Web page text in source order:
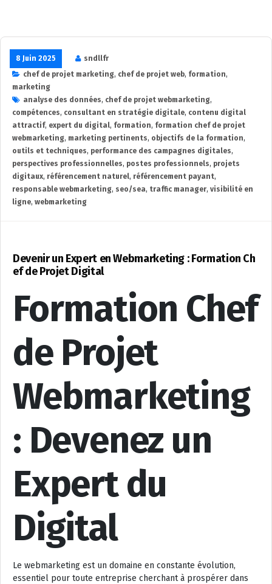
8 Juin 2025
sndllfr
chef de projet marketing, chef de projet web, formation,
marketing
analyse des données, chef de projet webmarketing,
compétences, consultant en stratégie digitale, contenu digital
attractif, expert du digital, formation, formation chef de projet
webmarketing, marketing pertinents, objectifs de la formation,
outils et techniques, performance des campagnes digitales,
perspectives professionnelles, postes professionnels, projets
digitaux, référencement naturel, référencement payant,
responsable webmarketing, seo/sea, traffic manager, visibilité en
ligne, webmarketing
Devenir un Expert en Webmarketing : Formation Ch
ef de Projet Digital
Formation Chef
de Projet
Webmarketing
: Devenez un
Expert du
Digital
Le webmarketing est un domaine en constante évolution,
essentiel pour toute entreprise cherchant à prospérer dans